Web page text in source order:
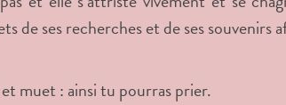
ses recherches et de ses souvenirs
muet : ainsi tu pourras prier.